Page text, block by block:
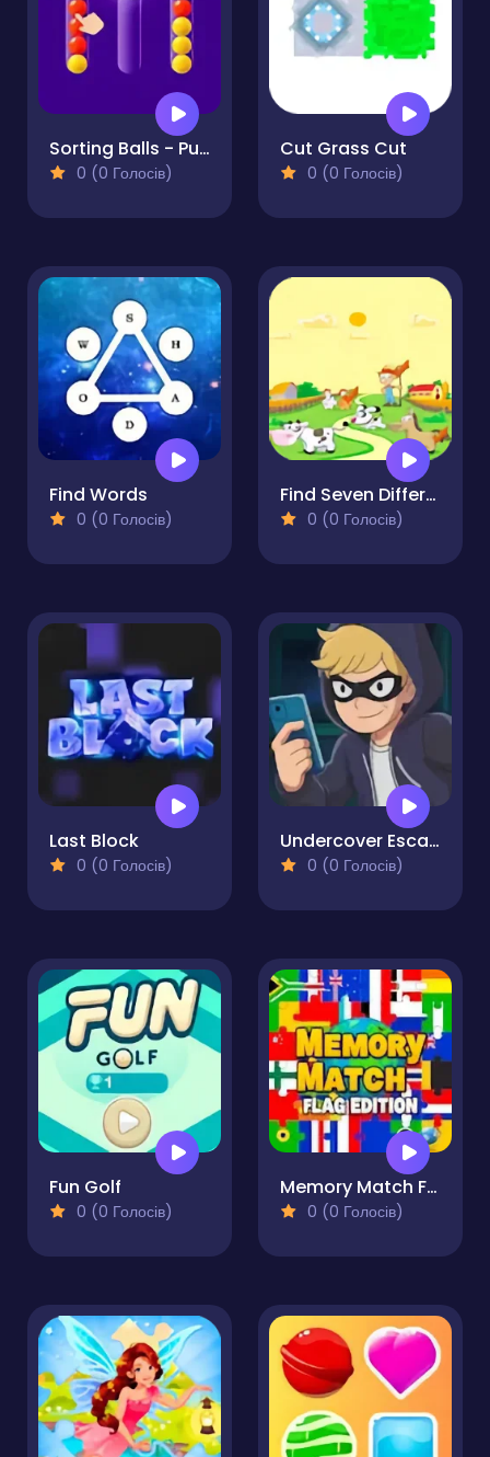
Sorting Balls - Puzzle
0 (0 Голосів)
Cut Grass Cut
0 (0 Голосів)
Find Words
0 (0 Голосів)
Find Seven Differences
0 (0 Голосів)
Last Block
0 (0 Голосів)
Undercover Escape
0 (0 Голосів)
Fun Golf
0 (0 Голосів)
Memory Match Flag Edition
0 (0 Голосів)